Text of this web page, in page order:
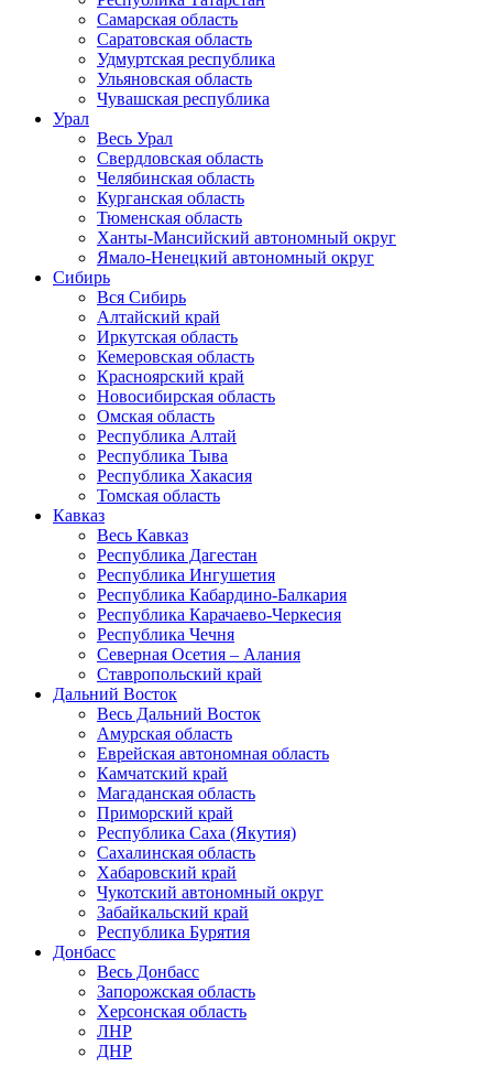
Самарская область
Саратовская область
Удмуртская республика
Ульяновская область
Чувашская республика
Урал
Весь Урал
Свердловская область
Челябинская область
Курганская область
Тюменская область
Ханты-Мансийский автономный округ
Ямало-Ненецкий автономный округ
Сибирь
Вся Сибирь
Алтайский край
Иркутская область
Кемеровская область
Красноярский край
Новосибирская область
Омская область
Республика Алтай
Республика Тыва
Республика Хакасия
Томская область
Кавказ
Весь Кавказ
Республика Дагестан
Республика Ингушетия
Республика Кабардино-Балкария
Республика Карачаево-Черкесия
Республика Чечня
Северная Осетия – Алания
Ставропольский край
Дальний Восток
Весь Дальний Восток
Амурская область
Еврейская автономная область
Камчатский край
Магаданская область
Приморский край
Республика Саха (Якутия)
Сахалинская область
Хабаровский край
Чукотский автономный округ
Забайкальский край
Республика Бурятия
Донбасс
Весь Донбасс
Запорожская область
Херсонская область
ЛНР
ДНР